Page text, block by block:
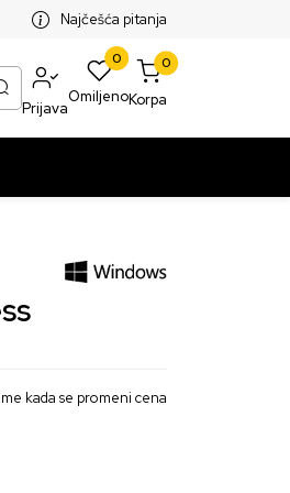
5999 RSD
Najčešća pitanja
Prijava
0
Omiljeno
0
Korpa
kada se promeni cena